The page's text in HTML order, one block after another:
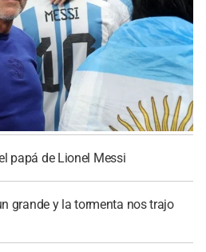
papá de Lionel Messi
grande y la tormenta nos trajo